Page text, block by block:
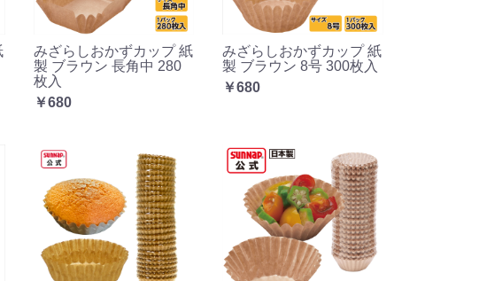
みざらしおかずカップ 紙
製 ブラウン 長角中 280
枚入
￥680
みざらしおかずカップ 紙
製 ブラウン 8号 300枚入
￥680